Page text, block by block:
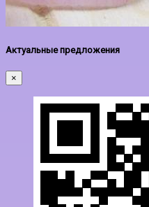
Актуальные предложения
×